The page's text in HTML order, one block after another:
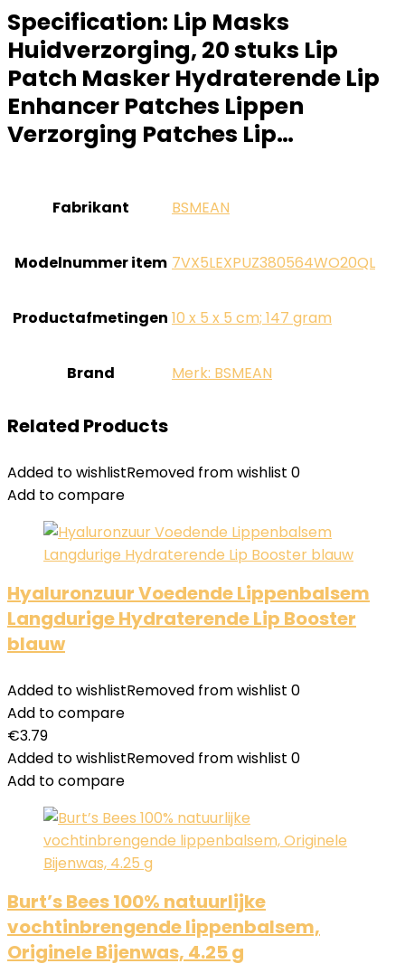
Specification: Lip Masks
Huidverzorging, 20 stuks Lip
Patch Masker Hydraterende Lip
Enhancer Patches Lippen
Verzorging Patches Lip…
Fabrikant ‎BSMEAN
Modelnummer item ‎7VX5LEXPUZ380564WO20QL
Productafmetingen ‎10 x 5 x 5 cm; 147 gram
Brand Merk: BSMEAN
Related Products
Added to wishlistRemoved from wishlist 0
Add to compare
Hyaluronzuur Voedende Lippenbalsem
Langdurige Hydraterende Lip Booster
blauw
Added to wishlistRemoved from wishlist 0
Add to compare
€3.79
Added to wishlistRemoved from wishlist 0
Add to compare
Burt’s Bees 100% natuurlijke
vochtinbrengende lippenbalsem,
Originele Bijenwas, 4.25 g